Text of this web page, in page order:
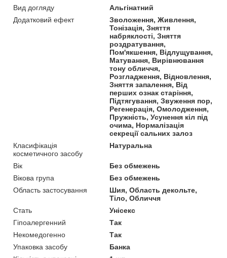
Вид догляду
Альгінатний
Додатковий ефект
Зволоження, Живлення,
Тонізація, Зняття
набряклості, Зняття
роздратування,
Пом'якшення, Відлущування,
Матування, Вирівнювання
тону обличчя,
Розгладження, Відновлення,
Зняття запалення, Від
перших ознак старіння,
Підтягування, Звуження пор,
Регенерація, Омолодження,
Пружність, Усунення кіл під
очима, Нормалізація
секреції сальних залоз
Класифікація
косметичного засобу
Натуральна
Вік
Без обмежень
Вікова група
Без обмежень
Область застосування
Шия, Область декольте,
Тіло, Обличчя
Стать
Унісекс
Гіпоалергенний
Так
Некомедогенно
Так
Упаковка засобу
Банка